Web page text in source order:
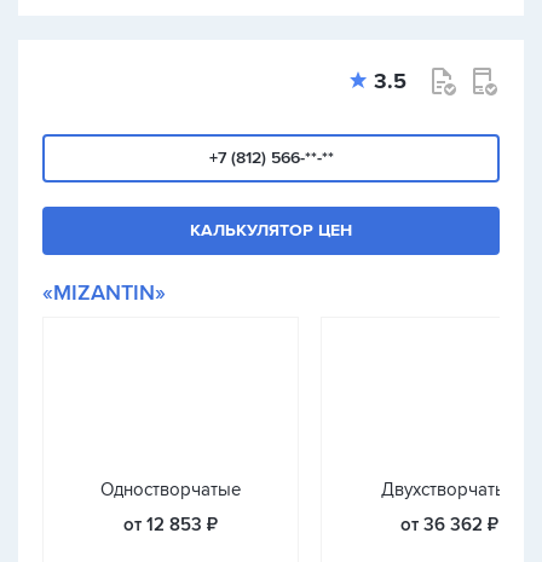
3.5
+7 (812) 566-**-**
КАЛЬКУЛЯТОР ЦЕН
«MIZANTIN»
Одностворчатые
от 12 853 ₽
Двухстворчатые
от 36 362 ₽